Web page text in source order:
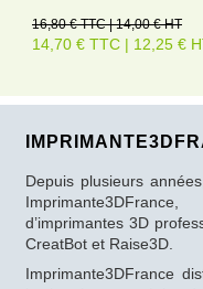
16,80 € TTC | 14,00 € HT
14,70 € TTC | 12,25 €
Depuis plusieurs
d’imprimantes 3D
CreatBot et Raise3D.
Imprimante3DFrance